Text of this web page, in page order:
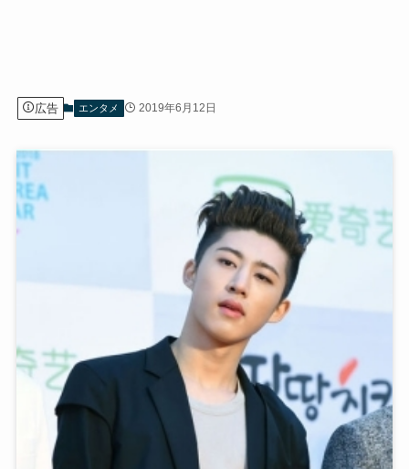
広告 エンタメ 2019年6月12日